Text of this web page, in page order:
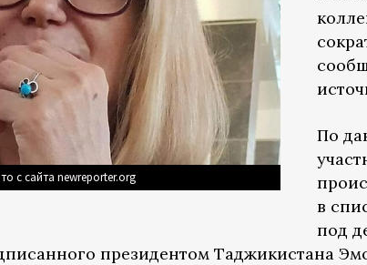
с сайта newreporter.org
По
в
под
президентом Таджикистана